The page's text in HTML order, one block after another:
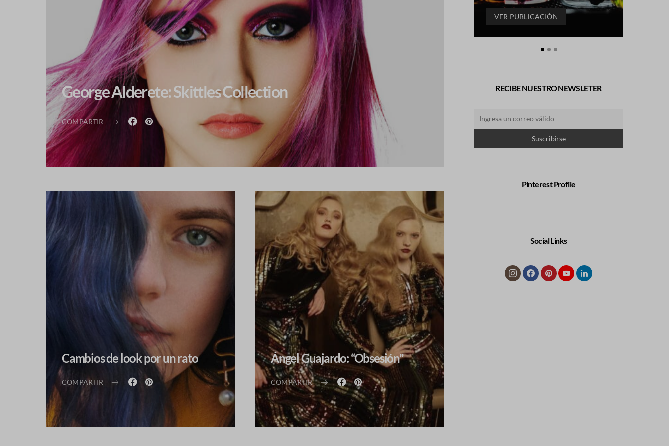
George Alderete: Skittles Collection
COMPARTIR
Cambios de look por un rato
COMPARTIR
Ángel Guajardo: “Obsesión”
COMPARTIR
VER PUBLICACIÓN
RECIBE NUESTRO NEWSLETER
Pinterest Profile
Social Links